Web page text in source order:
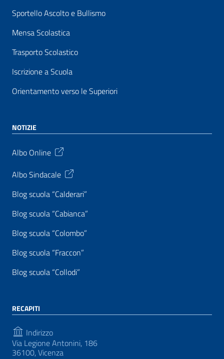
Sportello Ascolto e Bullismo
Mensa Scolastica
Trasporto Scolastico
Iscrizione a Scuola
Orientamento verso le Superiori
NOTIZIE
Albo Online
Albo Sindacale
Blog scuola “Calderari”
Blog scuola “Cabianca”
Blog scuola “Colombo”
Blog scuola “Fraccon”
Blog scuola “Collodi”
RECAPITI
Indirizzo
Via Legione Antonini, 186
36100, Vicenza